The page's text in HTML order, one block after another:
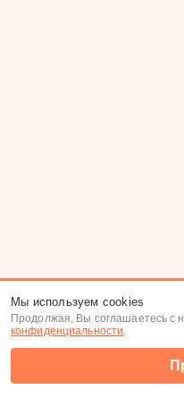
Мы используем cookies
Продолжая, Вы соглашаетесь с
конфиденциальности.